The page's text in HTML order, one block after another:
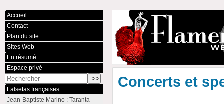
Concerts et
Accueil
Contact
Plan du site
Sites Web
En résumé
Espace privé
Falsetas françaises
Jean-Baptiste Marino : Taranta